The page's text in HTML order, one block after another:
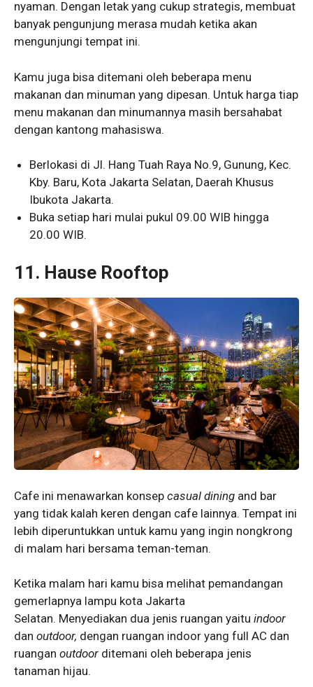
nyaman. Dengan letak yang cukup strategis, membuat
banyak pengunjung merasa mudah ketika akan
mengunjungi tempat ini.
Kamu juga bisa ditemani oleh beberapa menu
makanan dan minuman yang dipesan. Untuk harga tiap
menu makanan dan minumannya masih bersahabat
dengan kantong mahasiswa.
Berlokasi di Jl. Hang Tuah Raya No.9, Gunung, Kec.
Kby. Baru, Kota Jakarta Selatan, Daerah Khusus
Ibukota Jakarta.
Buka setiap hari mulai pukul 09.00 WIB hingga
20.00 WIB.
11. Hause Rooftop
Cafe ini menawarkan konsep casual dining and bar
yang tidak kalah keren dengan cafe lainnya. Tempat ini
lebih diperuntukkan untuk kamu yang ingin nongkrong
di malam hari bersama teman-teman.
Ketika malam hari kamu bisa melihat pemandangan
gemerlapnya lampu kota Jakarta
Selatan. Menyediakan dua jenis ruangan yaitu indoor
dan outdoor, dengan ruangan indoor yang full AC dan
ruangan outdoor ditemani oleh beberapa jenis
tanaman hijau.